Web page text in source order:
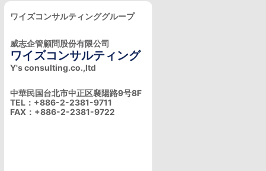
ワイズコンサルティンググループ
威志企管顧問股份有限公司
ワイズコンサルティング
Y's consulting.co.,ltd
中華民国台北市中正区襄陽路9号8F
TEL：+886-2-2381-9711
FAX：+886-2-2381-9722